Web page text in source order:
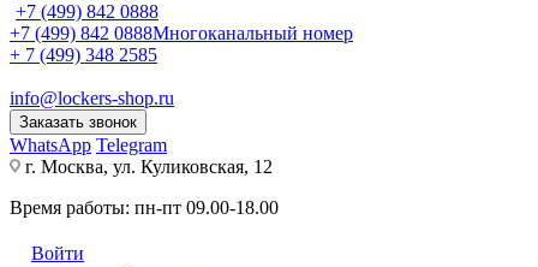
+7 (499) 842 0888
+7 (499) 842 0888Многоканальный номер
+ 7 (499) 348 2585
info@lockers-shop.ru
Заказать звонок
WhatsApp Telegram
г. Москва, ул. Куликовская, 12
Время работы: пн-пт 09.00-18.00
Войти